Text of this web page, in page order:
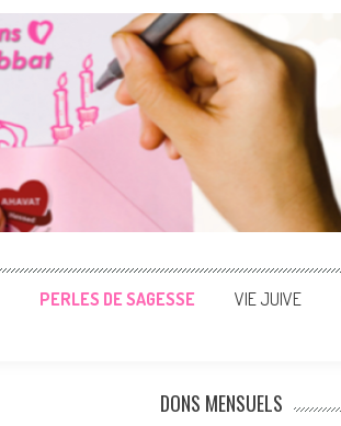
PERLES DE SAGESSE VIE JUIVE
DONS MENSUELS